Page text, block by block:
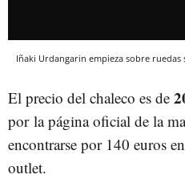
Iñaki Urdangarin empieza sobre
El precio del chaleco es de
por la página oficial de la
encontrarse por 140 euros
outlet.